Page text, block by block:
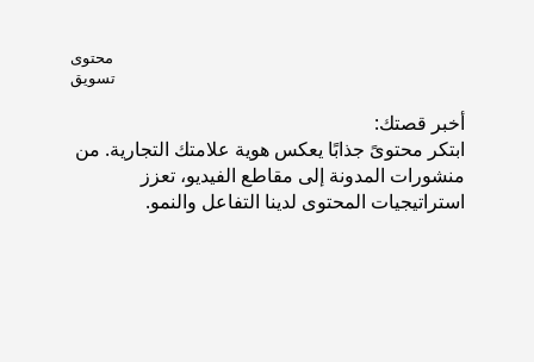
محتوى
تسويق
أخبر قصتك:
ابتكر محتوىً جذابًا يعكس هوية علامتك التجارية. من
منشورات المدونة إلى مقاطع الفيديو، تعزز
استراتيجيات المحتوى لدينا التفاعل والنمو.